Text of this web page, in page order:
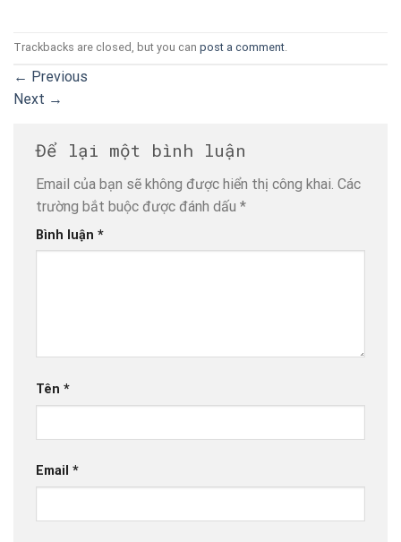
Trackbacks are closed, but you can post a comment.
← Previous
Next →
Để lại một bình luận
Email của bạn sẽ không được hiển thị công khai. Các
trường bắt buộc được đánh dấu *
Bình luận *
Tên *
Email *